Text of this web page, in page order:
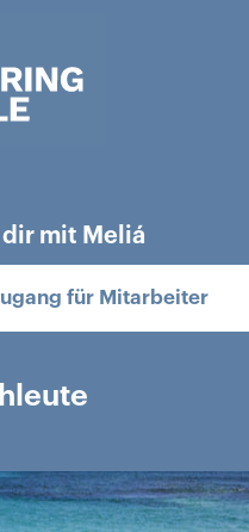
mit Meliá
für Mitarbeiter